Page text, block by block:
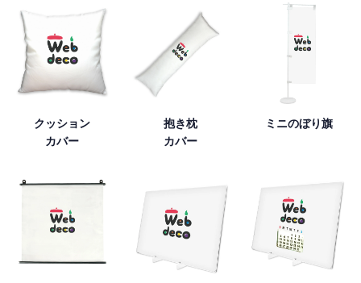
クッション
カバー
抱き枕
カバー
ミニのぼり旗